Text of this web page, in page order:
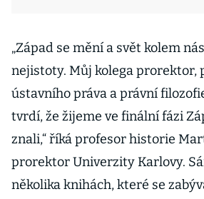
„Západ se mění a svět kolem
nejistoty. Můj kolega prorektor,
ústavního práva a právní
tvrdí, že žijeme ve finální fázi
znali,“ říká profesor historie
prorektor Univerzity Karlovy.
několika knihách, které se